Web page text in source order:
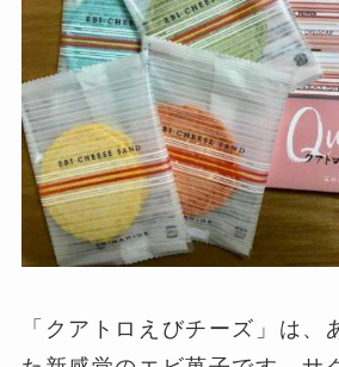
「クアトロえびチーズ」は、